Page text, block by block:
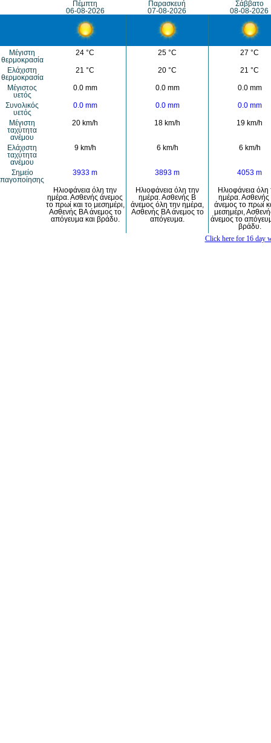
Πέμπτη
06-08-2026
Παρασκευή
07-08-2026
Σάββατο
08-08-2026
Μέγιστη
θερμοκρασία
24 °C 25 °C 27 °C
Eλάχιστη
θερμοκρασία
21 °C 20 °C 21 °C
Μέγιστος
υετός
0.0 mm 0.0 mm 0.0 mm
Συνολικός
υετός
0.0 mm 0.0 mm 0.0 mm
Mέγιστη
ταχύτητα
ανέμου
20 km/h 18 km/h 19 km/h
Eλάχιστη
ταχύτητα
ανέμου
9 km/h 6 km/h 6 km/h
Σημείο
παγοποίησης
3933 m 3893 m 4053 m
Ηλιοφάνεια όλη την
ημέρα. Ασθενής άνεμος
το πρωί και το μεσημέρι,
Ασθενής ΒΑ άνεμος το
απόγευμα και βράδυ.
Ηλιοφάνεια όλη την
ημέρα. Ασθενής Β
άνεμος όλη την ημέρα,
Ασθενής ΒΑ άνεμος το
απόγευμα.
Ηλιοφάνεια όλη
ημέρα.
άνεμος το πρωί
μεσημέρι,
άνεμος το
βράδυ.
Click here for 16 day